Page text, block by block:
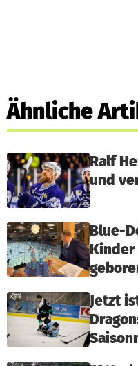
Ähnliche
Ralf
und
Blue-
Jetzt